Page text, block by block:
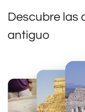
Descubre las
antiguo